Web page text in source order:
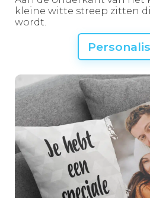
kleine witte streep zitten
wordt.